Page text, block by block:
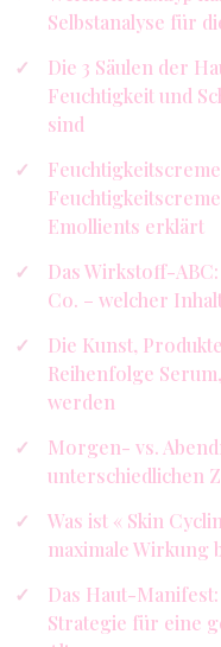
Selbstanalyse für
Die 3 Säulen der
Feuchtigkeit und
sind
Emollients erklärt
Das Wirkstoff-
Co. – welcher
Die Kunst,
Reihenfolge
werden
Morgen- vs.
unterschiedlichen
Was ist « Skin
maximale Wirkung
Das Haut-
Strategie für eine